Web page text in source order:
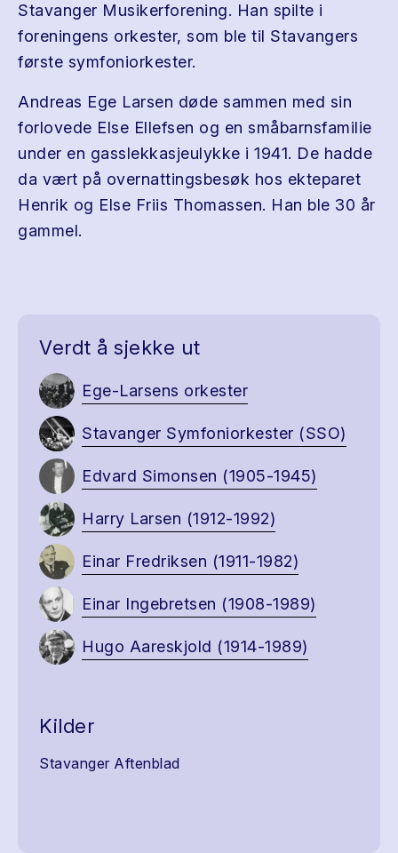
Stavanger Musikerforening. Han spilte i
foreningens orkester, som ble til Stavangers
første symfoniorkester.
Andreas Ege Larsen døde sammen med sin
forlovede Else Ellefsen og en småbarnsfamilie
under en gasslekkasjeulykke i 1941. De hadde
da vært på overnattingsbesøk hos ekteparet
Henrik og Else Friis Thomassen. Han ble 30 år
gammel.
Verdt å sjekke ut
Ege-Larsens orkester
Stavanger Symfoniorkester (SSO)
Edvard Simonsen (1905-1945)
Harry Larsen (1912-1992)
Einar Fredriksen (1911-1982)
Einar Ingebretsen (1908-1989)
Hugo Aareskjold (1914-1989)
Kilder
Stavanger Aftenblad